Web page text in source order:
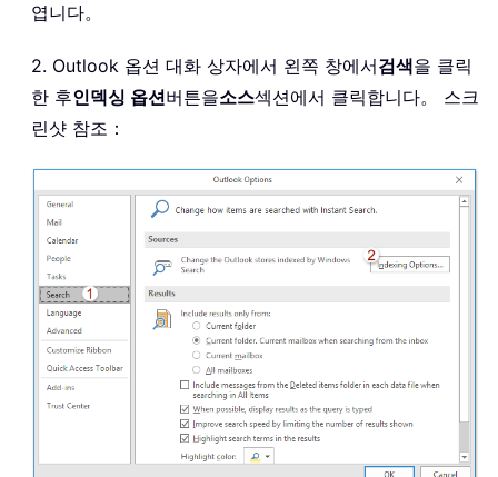
엽니다。
2. Outlook 옵션 대화 상자에서 왼쪽 창에서검색을 클릭
한 후인덱싱 옵션버튼을소스섹션에서 클릭합니다。 스크
린샷 참조：